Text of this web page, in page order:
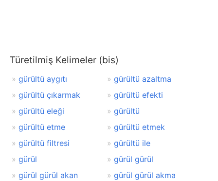
Türetilmiş Kelimeler (bis)
gürültü aygıtı
gürültü azaltma
gürültü çıkarmak
gürültü efekti
gürültü eleği
gürültü
gürültü etme
gürültü etmek
gürültü filtresi
gürültü ile
gürül
gürül gürül
gürül gürül akan
gürül gürül akma